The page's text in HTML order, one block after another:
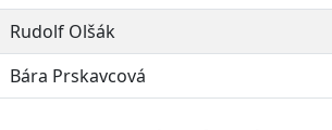
Rudolf Olšák
Bára Prskavcová